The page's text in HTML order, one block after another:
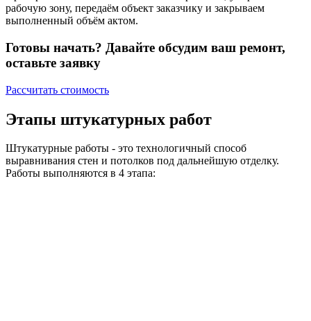
рабочую зону, передаём объект заказчику и закрываем
выполненный объём актом.
Готовы начать? Давайте обсудим ваш ремонт,
оставьте заявку
Рассчитать стоимость
Этапы штукатурных работ
Штукатурные работы - это технологичный способ
выравнивания стен и потолков под дальнейшую отделку.
Работы выполняются в 4 этапа: